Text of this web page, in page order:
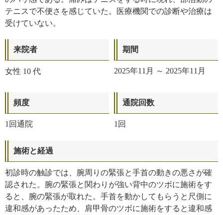
テニスで不便さを感じていた。医療機関での診断や治療は
受けていない。
来院者
女性 10 代
期間
2025年11月 ～ 2025年11月
頻度
1回通院
通院回数
1回
施術と経過
初診時の触診では、腕周りの緊張と手首の動きの悪さが確
認された。腕の緊張と関わりが強い背中のツボに施術をす
ると、腕の緊張が取れた。手首を動かしてもらうと尺側に
違和感があったため、肩甲骨のツボに施術をすると違和感